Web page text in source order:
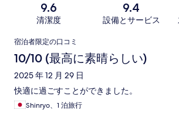
9.6
清潔度
9.4
設備とサービス
口
コ
ミ
宿泊者限定の口コミ
10/10 (最高に素晴らしい)
2025 年 12 月 29 日
快適に過ごすことができました。
Shinryo、1 泊旅行